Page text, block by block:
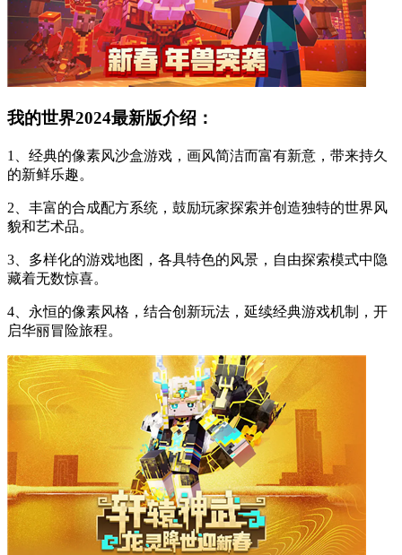
我的世界2024最新版介绍：
1、经典的像素风沙盒游戏，画风简洁而富有新意，带来持久
的新鲜乐趣。
2、丰富的合成配方系统，鼓励玩家探索并创造独特的世界风
貌和艺术品。
3、多样化的游戏地图，各具特色的风景，自由探索模式中隐
藏着无数惊喜。
4、永恒的像素风格，结合创新玩法，延续经典游戏机制，开
启华丽冒险旅程。